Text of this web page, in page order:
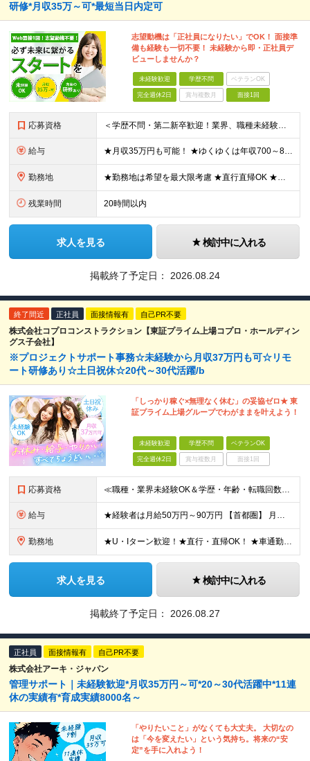
研修*月収35万～可*最短当日内定可
志望動機は「正社員になりたい」でOK！ 面接準
備も経験も一切不要！ 未経験から即・正社員デ
ビューしませんか？
未経験歓迎 学歴不問 ベテランOK
完全週休2日 賞与複数月 面接1回
応募資格 ＜学歴不問・第二新卒歓迎！業界、職種未経験歓迎！20代～30代活躍中＞ ★35歳以下の方（若年層の長期キャリア形成を図るため） ★フリーター・正社員未経験・社会人未経験OK ★転職回数が多い方もぜひ
給与 ★月収35万円も可能！ ★ゆくゆくは年収700～800万円も！ ★手当が多数あり ・残業手当（100％）★1分単位で支給 ・資格手当（最大月6万円） ・結婚/出産祝金（最大3万円） 【首都圏・北関東
勤務地 ★勤務地は希望を最大限考慮 ★直行直帰OK ★車通勤のエリアもあり ★研修は、下記いずれかの研修センターで行います ・東京校（東京本社とアクセスは同様） ・大阪校（大阪府大阪市中央区道修町 2-1-1
残業時間 20時間以内
求人を見る 検討中に入れる
掲載終了予定日： 2026.08.24
終了間近 正社員 面接情報有 自己PR不要
株式会社コプロコンストラクション【東証プライム上場コプロ・ホールディン
グス子会社】
※プロジェクトサポート事務☆未経験から月収37万円も可☆リモ
ート研修あり☆土日祝休☆20代～30代活躍/b
「しっかり稼ぐ×無理なく休む」の妥協ゼロ★ 東
証プライム上場グループでわがままを叶えよう！
未経験歓迎 学歴不問 ベテランOK
完全週休2日 賞与複数月 面接1回
応募資格 ≪職種・業界未経験OK＆学歴・年齢・転職回数不問≫ ◆第二新卒歓迎 ◆社会人経験不問 ◆資格不問 ※新卒の方もご応募可能！ （待遇・募集要項等は別途ご案内いたします） ※入社時期は柔軟に対応します！半
給与 ★経験者は月給50万円～90万円 【首都圏】 月給30万1230円〜 ⇒基本22万7000円+地域6万4230円+皆勤1万円 【群馬/栃木/茨城】 月給28万1090円〜 ⇒基本23万4000円+
勤務地 ★U・Iターン歓迎！★直行・直帰OK！ ★車通勤可能のエリアもあり！★出張なしの働き方も可能 全国47都道府県の各プロジェクト（転勤なし！勤務地に対する希望も実現可能！） 「自宅から1時間以内で通え
求人を見る 検討中に入れる
掲載終了予定日： 2026.08.27
正社員 面接情報有 自己PR不要
株式会社アーキ・ジャパン
管理サポート｜未経験歓迎*月収35万円～可*20～30代活躍中*11連
休の実績有*育成実績8000名～
「やりたいこと」がなくても大丈夫。 大切なの
は「今を変えたい」という気持ち。将来の“安
定”を手に入れよう！